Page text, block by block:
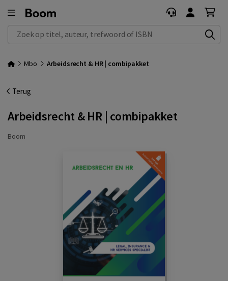
Zoek op titel, auteur, trefwoord of ISBN
Mbo Arbeidsrecht & HR | combipakket
Terug
Arbeidsrecht & HR | combipakket
Boom